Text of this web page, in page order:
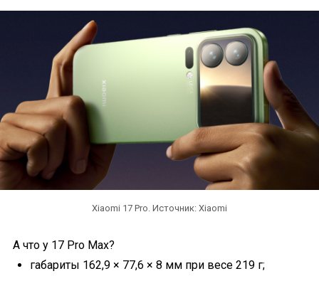
Xiaomi 17 Pro. Источник: Xiaomi
А что у 17 Pro Max?
габариты 162,9 × 77,6 × 8 мм при весе 219 г;